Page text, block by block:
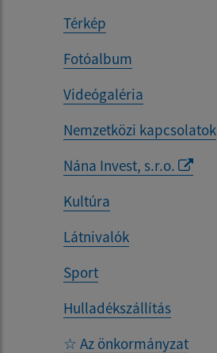
Térkép
Fotóalbum
Videógaléria
Nemzetközi kapcsolatok
Nána Invest, s.r.o.
Kultúra
Látnivalók
Sport
Hulladékszállítás
☆ Az önkormányzat